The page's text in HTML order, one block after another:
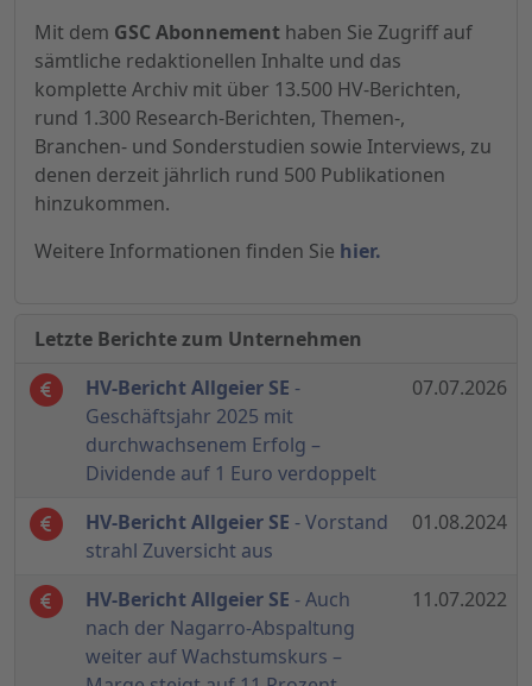
Mit dem GSC Abonnement haben Sie Zugriff auf
sämtliche redaktionellen Inhalte und das
komplette Archiv mit über 13.500 HV-Berichten,
rund 1.300 Research-Berichten, Themen-,
Branchen- und Sonderstudien sowie Interviews, zu
denen derzeit jährlich rund 500 Publikationen
hinzukommen.
Weitere Informationen finden Sie hier.
Letzte Berichte zum Unternehmen
HV-Bericht Allgeier SE -
Geschäftsjahr 2025 mit
durchwachsenem Erfolg –
Dividende auf 1 Euro verdoppelt
07.07.2026
HV-Bericht Allgeier SE - Vorstand
strahl Zuversicht aus
01.08.2024
HV-Bericht Allgeier SE - Auch
nach der Nagarro-Abspaltung
weiter auf Wachstumskurs –
11.07.2022